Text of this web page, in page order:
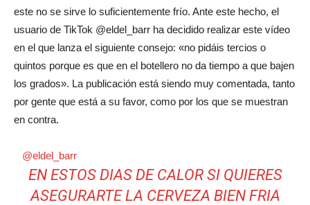
este no se sirve lo suficientemente frío. Ante este hecho, el
usuario de TikTok @eldel_barr ha decidido realizar este vídeo
en el que lanza el siguiente consejo: «no pidáis tercios o
quintos porque es que en el botellero no da tiempo a que bajen
los grados». La publicación está siendo muy comentada, tanto
por gente que está a su favor, como por los que se muestran
en contra.
@eldel_barr
EN ESTOS DIAS DE CALOR SI QUIERES
ASEGURARTE LA CERVEZA BIEN FRIA